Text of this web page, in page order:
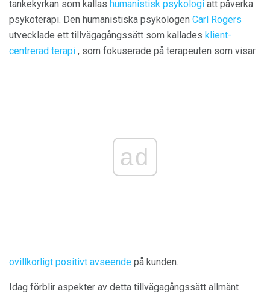
tankekyrkan som kallas humanistisk psykologi att påverka
psykoterapi. Den humanistiska psykologen Carl Rogers
utvecklade ett tillvägagångssätt som kallades klient-
centrerad terapi , som fokuserade på terapeuten som visar
ad
ovillkorligt positivt avseende på kunden.
Idag förblir aspekter av detta tillvägagångssätt allmänt